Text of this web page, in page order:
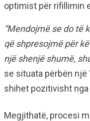
optimist për rifillimin
“Mendojmë se do të
që shpresojmë për
një shenjë shumë,
se situata përbën një
shihet pozitivisht nga
Megjithatë, procesi